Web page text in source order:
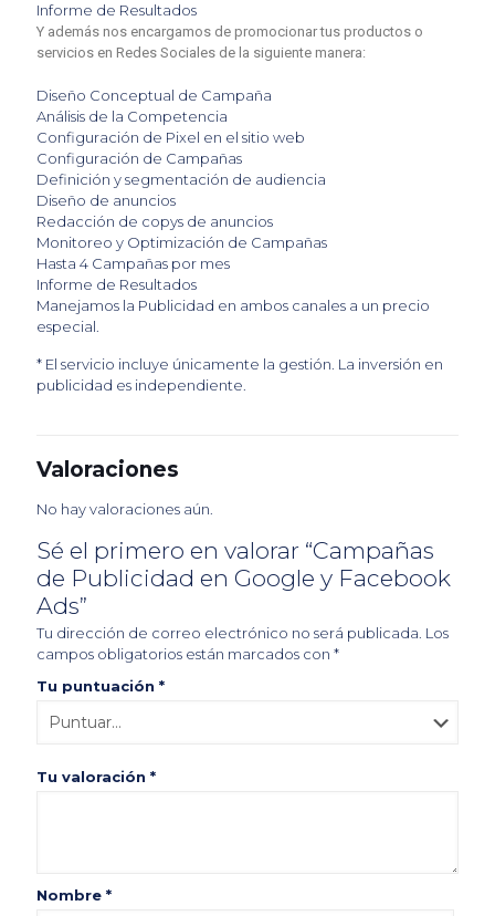
Informe de Resultados
Y además nos encargamos de promocionar tus productos o
servicios en Redes Sociales de la siguiente manera:
Diseño Conceptual de Campaña
Análisis de la Competencia
Configuración de Pixel en el sitio web
Configuración de Campañas
Definición y segmentación de audiencia
Diseño de anuncios
Redacción de copys de anuncios
Monitoreo y Optimización de Campañas
Hasta 4 Campañas por mes
Informe de Resultados
Manejamos la Publicidad en ambos canales a un precio
especial.
* El servicio incluye únicamente la gestión. La inversión en
publicidad es independiente.
Valoraciones
No hay valoraciones aún.
Sé el primero en valorar “Campañas
de Publicidad en Google y Facebook
Ads”
Tu dirección de correo electrónico no será publicada. Los
campos obligatorios están marcados con *
Tu puntuación *
Tu valoración *
Nombre *